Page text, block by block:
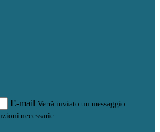
E-mail Verrà inviato un messaggio
necessarie.